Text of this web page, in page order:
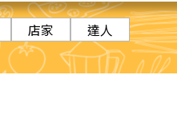
店家 達人